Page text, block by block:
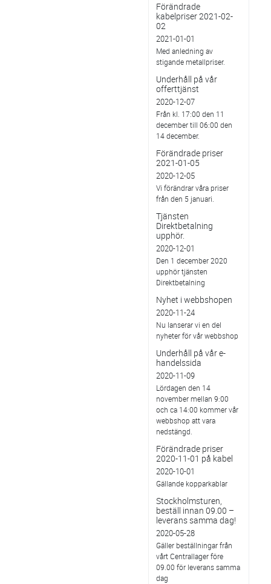
Förändrade
kabelpriser 2021-02-
02
2021-01-01
Med anledning av
stigande metallpriser.
Underhåll på vår
offerttjänst
2020-12-07
Från kl. 17:00 den 11
december till 06:00 den
14 december.
Förändrade priser
2021-01-05
2020-12-05
Vi förändrar våra priser
från den 5 januari.
Tjänsten
Direktbetalning
upphör.
2020-12-01
Den 1 december 2020
upphör tjänsten
Direktbetalning
Nyhet i webbshopen
2020-11-24
Nu lanserar vi en del
nyheter för vår webbshop
Underhåll på vår e-
handelssida
2020-11-09
Lördagen den 14
november mellan 9:00
och ca 14:00 kommer vår
webbshop att vara
nedstängd.
Förändrade priser
2020-11-01 på kabel
2020-10-01
Gällande kopparkablar
Stockholmsturen,
beställ innan 09.00 –
leverans samma dag!
2020-05-28
Gäller beställningar från
vårt Centrallager före
09.00 för leverans samma
dag